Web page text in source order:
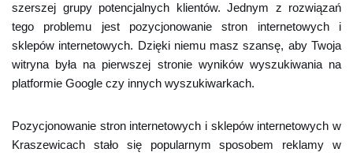
szerszej grupy potencjalnych klientów. Jednym z rozwiązań
tego problemu jest pozycjonowanie stron internetowych i
sklepów internetowych. Dzięki niemu masz szansę, aby Twoja
witryna była na pierwszej stronie wyników wyszukiwania na
platformie Google czy innych wyszukiwarkach.
Pozycjonowanie stron internetowych i sklepów internetowych w
Kraszewicach stało się popularnym sposobem reklamy w